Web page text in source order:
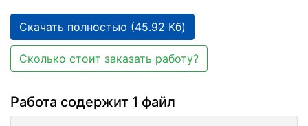
Скачать полностью (45.92 Кб)
Сколько стоит заказать работу?
Работа содержит 1 файл